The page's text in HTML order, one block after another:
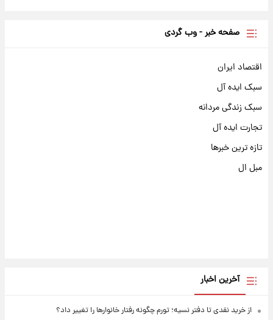
صفحه خبر - وب گردی
اقتصاد ایران
سبک ایده آل
سبک زندگی مردانه
تجارت ایده آل
تازه ترین خبرها
مبل ال
آخرین اخبار
از خرید نقدی تا دفتر نسیه؛ تورم چگونه رفتار خانوارها را تغییر داد؟